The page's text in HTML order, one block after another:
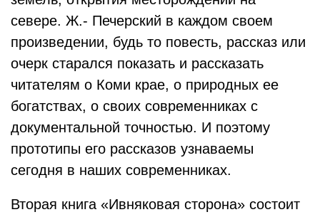
севере. Ж.- Печерский в каждом своем
произведении, будь то повесть, рассказ или
очерк старался показать и рассказать
читателям о Коми крае, о природных ее
богатствах, о своих современниках с
документальной точностью. И поэтому
прототипы его рассказов узнаваемы
сегодня в наших современниках.
Вторая книга «Ивняковая сторона» состоит